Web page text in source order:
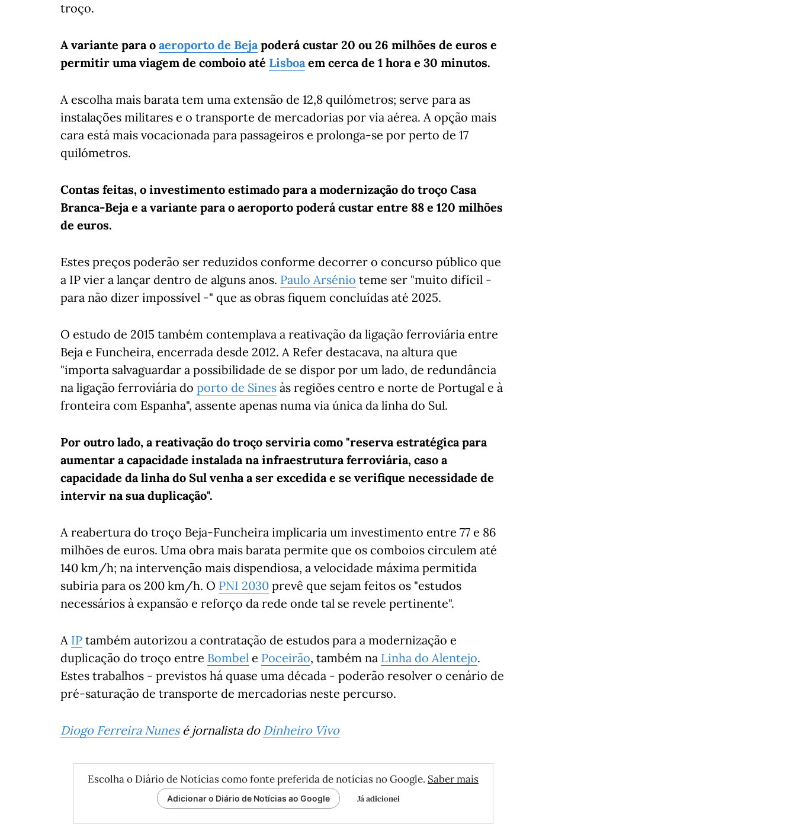
troço.
A variante para o aeroporto de Bejapoderá custar 20 ou 26 milhões de euros e
permitir uma viagem de comboio até Lisboaem cerca de 1 hora e 30 minutos.
A escolha mais barata tem uma extensão de 12,8 quilómetros; serve para as
instalações militares e o transporte de mercadorias por via aérea. A opção mais
cara está mais vocacionada para passageiros e prolonga-se por perto de 17
quilómetros.
Contas feitas, o investimento estimado para a modernização do troço Casa
Branca-Beja e a variante para o aeroporto poderá custar entre 88 e 120 milhões
de euros.
Estes preços poderão ser reduzidos conforme decorrer o concurso público que
a IP vier a lançar dentro de alguns anos. Paulo Arsénio teme ser "muito difícil -
para não dizer impossível -" que as obras fiquem concluídas até 2025.
O estudo de 2015 também contemplava a reativação da ligação ferroviária entre
Beja e Funcheira, encerrada desde 2012. A Refer destacava, na altura que
"importa salvaguardar a possibilidade de se dispor por um lado, de redundância
na ligação ferroviária do porto de Sines às regiões centro e norte de Portugal e à
fronteira com Espanha", assente apenas numa via única da linha do Sul.
Por outro lado, a reativação do troço serviria como "reserva estratégica para
aumentar a capacidade instalada na infraestrutura ferroviária, caso a
capacidade da linha do Sul venha a ser excedida e se verifique necessidade de
intervir na sua duplicação".
A reabertura do troço Beja-Funcheira implicaria um investimento entre 77 e 86
milhões de euros. Uma obra mais barata permite que os comboios circulem até
140 km/h; na intervenção mais dispendiosa, a velocidade máxima permitida
subiria para os 200 km/h. O PNI 2030 prevê que sejam feitos os "estudos
necessários à expansão e reforço da rede onde tal se revele pertinente".
A IP também autorizou a contratação de estudos para a modernização e
duplicação do troço entre Bombel e Poceirão, também na Linha do Alentejo.
Estes trabalhos - previstos há quase uma década - poderão resolver o cenário de
pré-saturação de transporte de mercadorias neste percurso.
Diogo Ferreira Nunesé jornalista do Dinheiro Vivo
Escolha o Diário de Notícias como fonte preferida de notícias no Google. Saber mais
Adicionar o Diário de Notícias ao Google Já adicionei